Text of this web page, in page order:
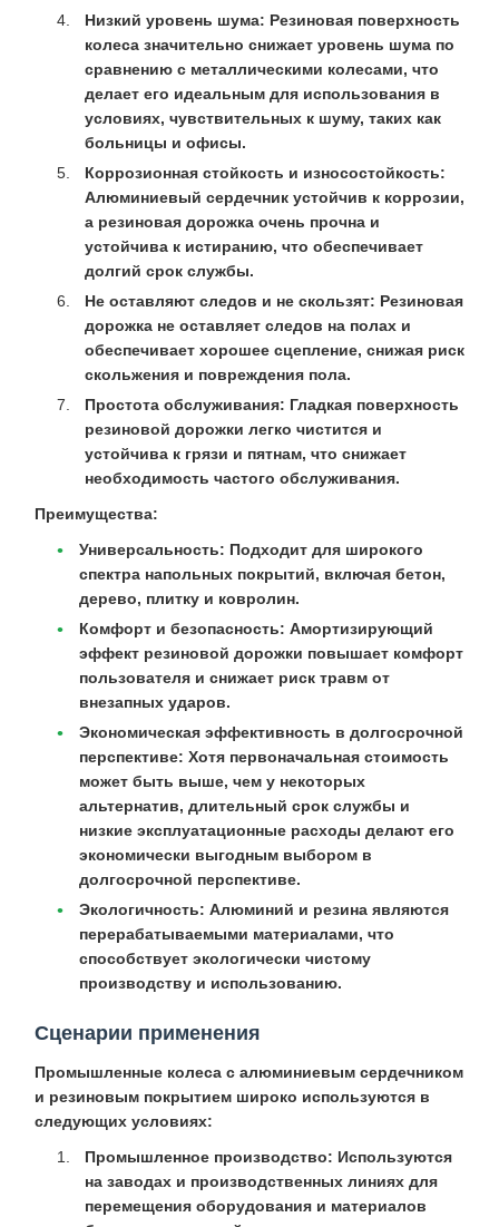
Низкий уровень шума: Резиновая поверхность
колеса значительно снижает уровень шума по
сравнению с металлическими колесами, что
делает его идеальным для использования в
условиях, чувствительных к шуму, таких как
больницы и офисы.
Коррозионная стойкость и износостойкость:
Алюминиевый сердечник устойчив к коррозии,
а резиновая дорожка очень прочна и
устойчива к истиранию, что обеспечивает
долгий срок службы.
Не оставляют следов и не скользят: Резиновая
дорожка не оставляет следов на полах и
обеспечивает хорошее сцепление, снижая риск
скольжения и повреждения пола.
Простота обслуживания: Гладкая поверхность
резиновой дорожки легко чистится и
устойчива к грязи и пятнам, что снижает
необходимость частого обслуживания.
Преимущества:
Универсальность: Подходит для широкого
спектра напольных покрытий, включая бетон,
дерево, плитку и ковролин.
Комфорт и безопасность: Амортизирующий
эффект резиновой дорожки повышает комфорт
пользователя и снижает риск травм от
внезапных ударов.
Экономическая эффективность в долгосрочной
перспективе: Хотя первоначальная стоимость
может быть выше, чем у некоторых
альтернатив, длительный срок службы и
низкие эксплуатационные расходы делают его
экономически выгодным выбором в
долгосрочной перспективе.
Экологичность: Алюминий и резина являются
перерабатываемыми материалами, что
способствует экологически чистому
производству и использованию.
Сценарии применения
Промышленные колеса с алюминиевым сердечником
и резиновым покрытием широко используются в
следующих условиях:
Промышленное производство: Используются
на заводах и производственных линиях для
перемещения оборудования и материалов